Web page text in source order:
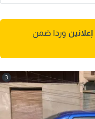
إعلانين وردا ضمن
3